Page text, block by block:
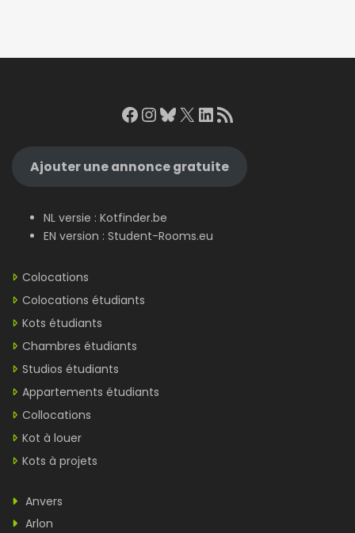
Facebook
Instagram
Bluesky
X LinkedIn
RSS Feed
Ajouter une annonce gratuite
NL versie : Kotfinder.be
EN version : Student-Rooms.eu
Colocations
Colocations étudiants
Kots étudiants
Chambres étudiants
Studios étudiants
Appartements étudiants
Collocations
Kot à louer
Kots à projets
Anvers
Arlon